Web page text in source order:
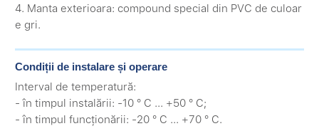
4. Manta exterioara: compound special din PVC de culoar
e gri.
Condiții de instalare și operare
Interval de temperatură:
- în timpul instalării: -10 ° C ... +50 ° C;
- în timpul funcționării: -20 ° C ... +70 ° C.